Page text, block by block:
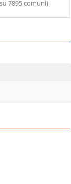
7895 comuni)